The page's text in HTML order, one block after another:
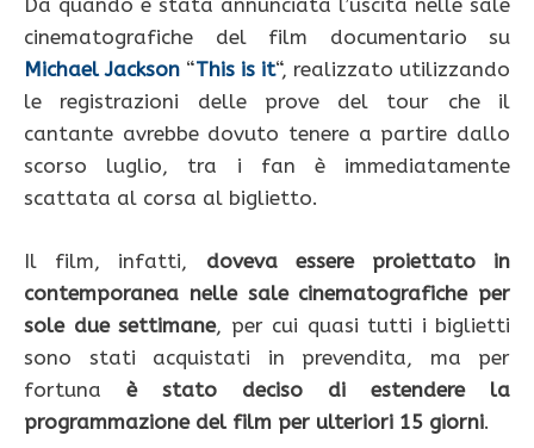
Da quando è stata annunciata l’uscita nelle sale
cinematografiche del film documentario su
Michael Jackson “This is it“, realizzato utilizzando
le registrazioni delle prove del tour che il
cantante avrebbe dovuto tenere a partire dallo
scorso luglio, tra i fan è immediatamente
scattata al corsa al biglietto.
Il film, infatti, doveva essere proiettato in
contemporanea nelle sale cinematografiche per
sole due settimane, per cui quasi tutti i biglietti
sono stati acquistati in prevendita, ma per
fortuna è stato deciso di estendere la
programmazione del film per ulteriori 15 giorni.